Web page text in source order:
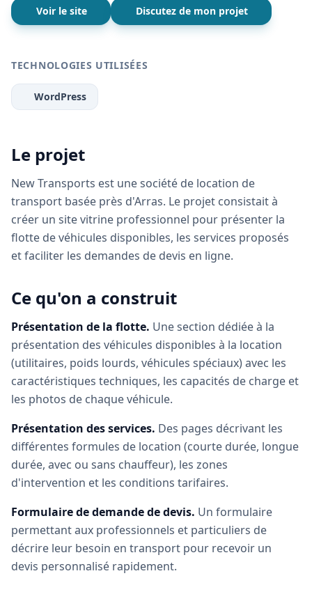
Voir le site Discutez de mon projet
TECHNOLOGIES UTILISÉES
WordPress
Le projet
New Transports est une société de location de
transport basée près d'Arras. Le projet consistait à
créer un site vitrine professionnel pour présenter la
flotte de véhicules disponibles, les services proposés
et faciliter les demandes de devis en ligne.
Ce qu'on a construit
Présentation de la flotte. Une section dédiée à la
présentation des véhicules disponibles à la location
(utilitaires, poids lourds, véhicules spéciaux) avec les
caractéristiques techniques, les capacités de charge et
les photos de chaque véhicule.
Présentation des services. Des pages décrivant les
différentes formules de location (courte durée, longue
durée, avec ou sans chauffeur), les zones
d'intervention et les conditions tarifaires.
Formulaire de demande de devis. Un formulaire
permettant aux professionnels et particuliers de
décrire leur besoin en transport pour recevoir un
devis personnalisé rapidement.